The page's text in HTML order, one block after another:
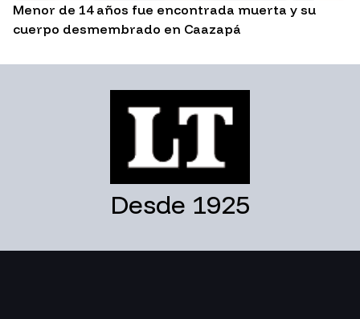
Menor de 14 años fue encontrada muerta y su
cuerpo desmembrado en Caazapá
Desde 1925